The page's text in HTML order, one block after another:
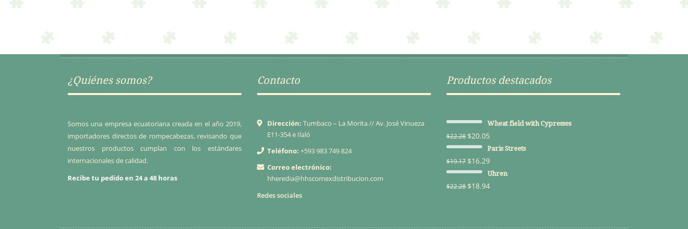
¿Quiénes somos?
Somos una empresa ecuatoriana creada en el año 2019,
importadores directos de rompecabezas, revisando que
nuestros productos cumplan con los estándares
internacionales de calidad.
Recibe tu pedido en 24 a 48 horas
Contacto
Dirección: Tumbaco – La Morita // Av. José Vinueza
E11-354 e Ilaló
Teléfono: +593 983 749 824
Correo electrónico:
hheredia@hhscomexdistribucion.com
Redes sociales
Productos destacados
Wheat field with Cypresses
$22.28 $20.05
Paris Streets
$19.17 $16.29
Uhren
$22.28 $18.94